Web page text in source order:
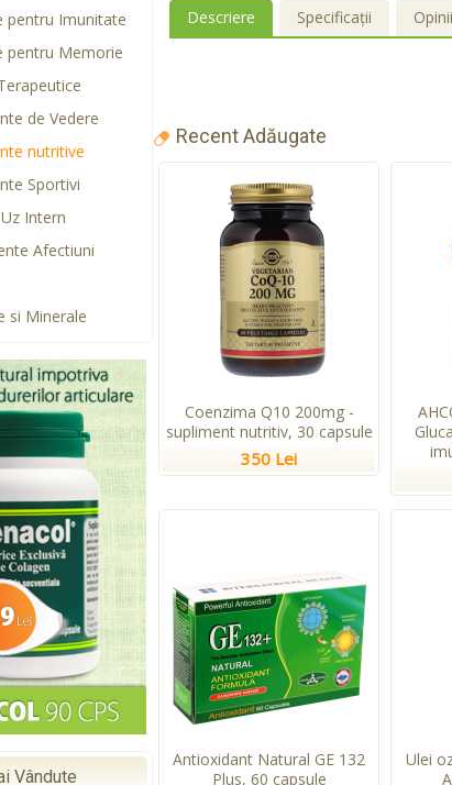
pentru Imunitate
pentru Memorie
de Vedere
nutritive
Sportivi
Intern
Afectiuni
si Minerale
Vândute
Descriere Specificaţii
Recent Adăugate
Coenzima Q10 200mg -
supliment nutritiv, 30 capsule
350 Lei
Antioxidant Natural GE 132
Plus, 60 capsule
Ulei